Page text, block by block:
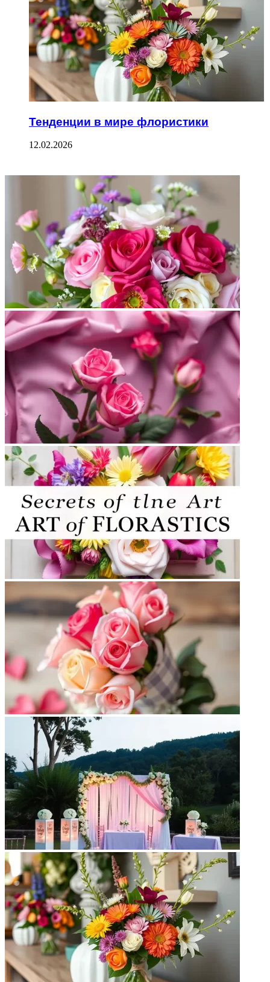
Тенденции в мире флористики
12.02.2026